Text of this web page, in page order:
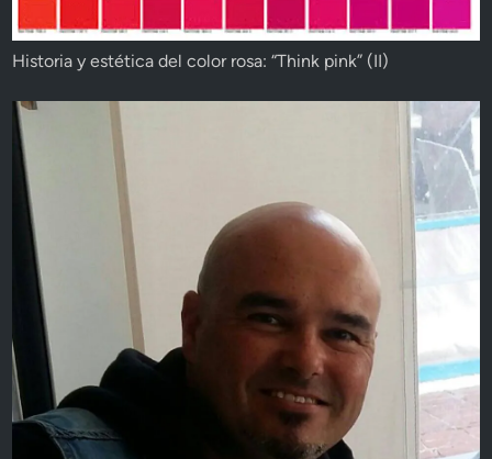
Historia y estética del color rosa: “Think pink” (II)